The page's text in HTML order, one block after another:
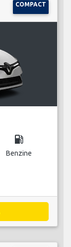
COMPACT
local_gas_station
Benzine